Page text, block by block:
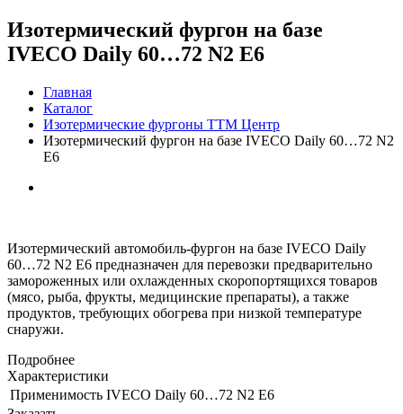
Изотермический фургон на базе
IVECO Daily 60…72 N2 Е6
Главная
Каталог
Изотермические фургоны ТТМ Центр
Изотермический фургон на базе IVECO Daily 60…72 N2
Е6
Изотермический автомобиль-фургон на базе IVECO Daily
60…72 N2 Е6 предназначен для перевозки предварительно
замороженных или охлажденных скоропортящихся товаров
(мясо, рыба, фрукты, медицинские препараты), а также
продуктов, требующих обогрева при низкой температуре
снаружи.
Подробнее
Характеристики
Применимость IVECO Daily 60…72 N2 Е6